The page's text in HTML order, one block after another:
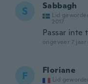
S Sabbagh
Lid
2017
Passar inte
ongeveer 7
F Floriane
Lid